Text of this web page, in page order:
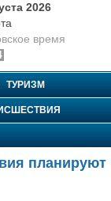
2026
время
ТУРИЗМ
планируют